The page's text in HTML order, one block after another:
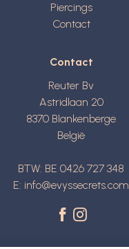
Piercings
Contact
Contact
Reuter Bv
Astridlaan 20
8370 Blankenberge
België
BTW: BE 0426 727 348
E: info@evyssecrets.com